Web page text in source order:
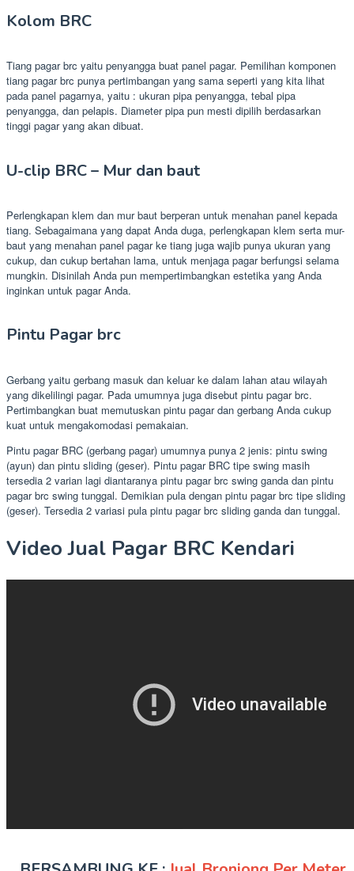
Kolom BRC
Tiang pagar brc yaitu penyangga buat panel pagar. Pemilihan komponen
tiang pagar brc punya pertimbangan yang sama seperti yang kita lihat
pada panel pagarnya, yaitu : ukuran pipa penyangga, tebal pipa
penyangga, dan pelapis. Diameter pipa pun mesti dipilih berdasarkan
tinggi pagar yang akan dibuat.
U-clip BRC – Mur dan baut
Perlengkapan klem dan mur baut berperan untuk menahan panel kepada
tiang. Sebagaimana yang dapat Anda duga, perlengkapan klem serta mur-
baut yang menahan panel pagar ke tiang juga wajib punya ukuran yang
cukup, dan cukup bertahan lama, untuk menjaga pagar berfungsi selama
mungkin. Disinilah Anda pun mempertimbangkan estetika yang Anda
inginkan untuk pagar Anda.
Pintu Pagar brc
Gerbang yaitu gerbang masuk dan keluar ke dalam lahan atau wilayah
yang dikelilingi pagar. Pada umumnya juga disebut pintu pagar brc.
Pertimbangkan buat memutuskan pintu pagar dan gerbang Anda cukup
kuat untuk mengakomodasi pemakaian.
Pintu pagar BRC (gerbang pagar) umumnya punya 2 jenis: pintu swing
(ayun) dan pintu sliding (geser). Pintu pagar BRC tipe swing masih
tersedia 2 varian lagi diantaranya pintu pagar brc swing ganda dan pintu
pagar brc swing tunggal. Demikian pula dengan pintu pagar brc tipe sliding
(geser). Tersedia 2 variasi pula pintu pagar brc sliding ganda dan tunggal.
Video Jual Pagar BRC Kendari